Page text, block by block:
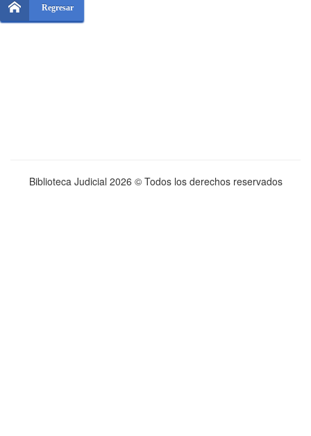
Regresar
Biblioteca Judicial 2026 © Todos los derechos reservados